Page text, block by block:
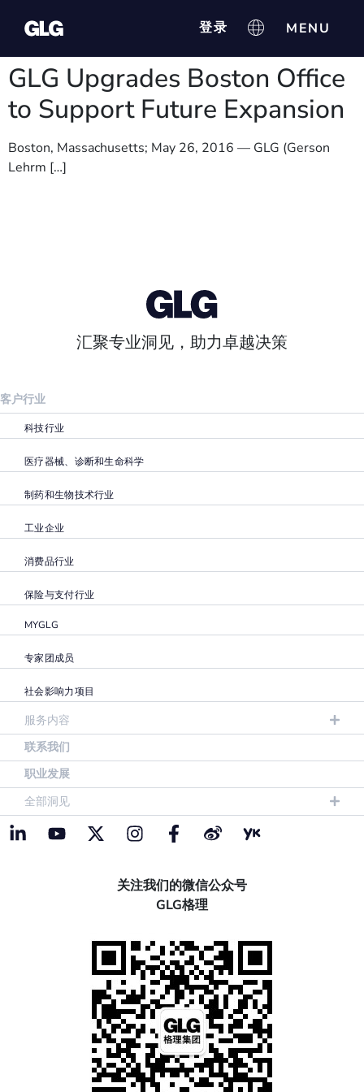
登录
GLG Upgrades Boston Office
to Support Future Expansion
Boston, Massachusetts; May 26, 2016 — GLG (Gerson
Lehrm […]
汇聚专业洞见，助力卓越决策
客户行业
科技行业
医疗器械、诊断和生命科学
制药和生物技术行业
工业企业
消费品行业
保险与支付行业
MYGLG
专家团成员
社会影响力项目
服务内容
联系我们
职业发展
全部洞见
关注我们的微信公众号
GLG格理